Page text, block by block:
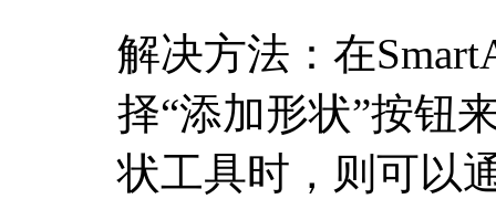
解决方法：在
择“添加形状”按钮
状工具时，则可以